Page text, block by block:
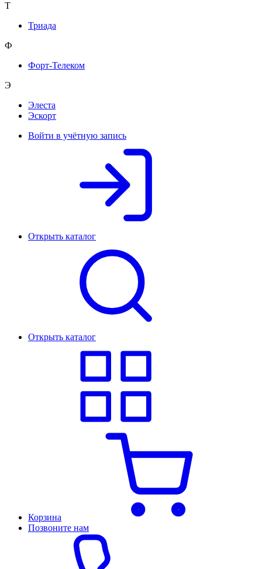
Т
Триада
Ф
Форт-Телеком
Э
Элеста
Эскорт
Войти в учётную запись
Открыть каталог
Открыть каталог
Корзина
Позвоните нам